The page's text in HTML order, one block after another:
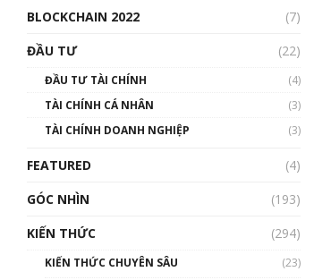
uptrend trong năm 2023? |
Phổ cập Blockchain
00:02:14
Nhìn lại năm 2022: Những
nhân vật ảnh hưởng nhất
hệ sinh thái tiền mã hoá |
BLOCKCHAIN 2022
(7)
ĐẦU TƯ
(22)
ĐẦU TƯ TÀI CHÍNH
(4)
TÀI CHÍNH CÁ NHÂN
(3)
TÀI CHÍNH DOANH NGHIỆP
(3)
FEATURED
(4)
GÓC NHÌN
(193)
KIẾN THỨC
(294)
KIẾN THỨC CHUYÊN SÂU
(23)